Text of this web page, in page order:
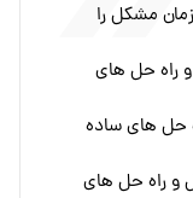
مشکل را
راه‌ حل‌ های
حل‌ های ساده
و راه‌ حل‌ های